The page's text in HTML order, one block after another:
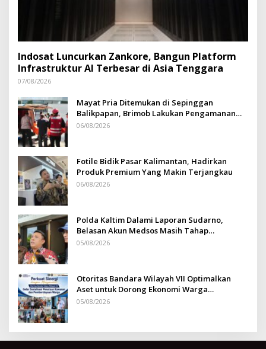
Indosat Luncurkan Zankore, Bangun Platform
Infrastruktur AI Terbesar di Asia Tenggara
07/08/2026
Mayat Pria Ditemukan di Sepinggan
Balikpapan, Brimob Lakukan Pengamanan
TKP
06/08/2026
Fotile Bidik Pasar Kalimantan, Hadirkan
Produk Premium Yang Makin Terjangkau
06/08/2026
Polda Kaltim Dalami Laporan Sudarno,
Belasan Akun Medsos Masih Tahap
Penyelidikan
05/08/2026
Otoritas Bandara Wilayah VII Optimalkan
Aset untuk Dorong Ekonomi Warga
Sepinggan
05/08/2026